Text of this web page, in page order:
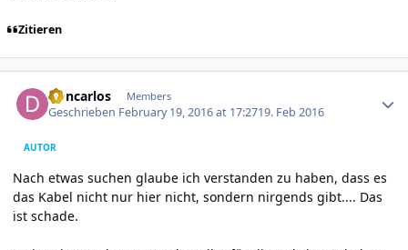
Zitieren
Doncarlos Members
Geschrieben February 19, 2016 at 17:2719. Feb 2016
AUTOR
Nach etwas suchen glaube ich verstanden zu haben, dass es
das Kabel nicht nur hier nicht, sondern nirgends gibt.... Das
ist schade.